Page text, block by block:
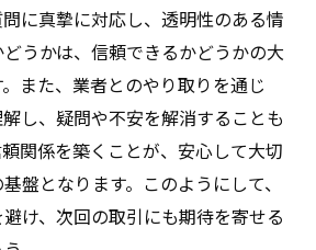
に真摯に対応し、透明性のある情
うかは、信頼できるかどうかの大
また、業者とのやり取りを通じ
し、疑問や不安を解消することも
関係を築くことが、安心して大切
盤となります。このようにして、
け、次回の取引にも期待を寄せる